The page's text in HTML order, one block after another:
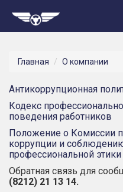
Главная О компании
Антикоррупционная
Кодекс
поведения работников
Положение о Комиссии
коррупции и
профессиональной этики
Обратная связь для
(8212) 21 13 14.